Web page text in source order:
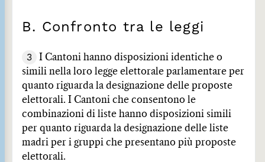
B. Confronto tra le leggi
3
I Cantoni hanno disposizioni identiche o
simili nella loro legge elettorale parlamentare per
quanto riguarda la designazione delle proposte
elettorali. I Cantoni che consentono le
combinazioni di liste hanno disposizioni simili
per quanto riguarda la designazione delle liste
madri per i gruppi che presentano più proposte
elettorali.